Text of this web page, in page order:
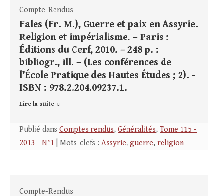
Compte-Rendus
Fales (Fr. M.), Guerre et paix en Assyrie.
Religion et impérialisme. – Paris :
Éditions du Cerf, 2010. – 248 p. :
bibliogr., ill. – (Les conférences de
l’École Pratique des Hautes Études ; 2). -
ISBN : 978.2.204.09237.1.
Lire la suite
Publié dans Comptes rendus, Généralités, Tome 115 -
2013 - N°1 | Mots-clefs : Assyrie, guerre, religion
Compte-Rendus